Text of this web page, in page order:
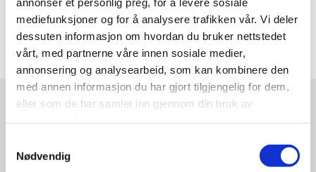
mediefunksjoner og for å analysere trafikken vår. Vi deler
dessuten informasjon om hvordan du bruker nettstedet
vårt, med partnerne våre innen sosiale medier,
annonsering og analysearbeid, som kan kombinere den
med annen informasjon du har gjort tilgjengelig for dem,
eller som de har samlet inn gjennom din bruk av
Nødvendig